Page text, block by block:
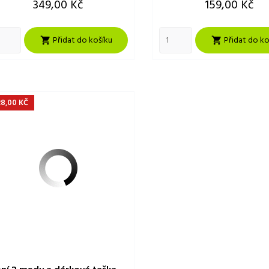
Cena
349,00 Kč
 Přidat do košíku
Cena
159,00 Kč
 Přidat do
KČ